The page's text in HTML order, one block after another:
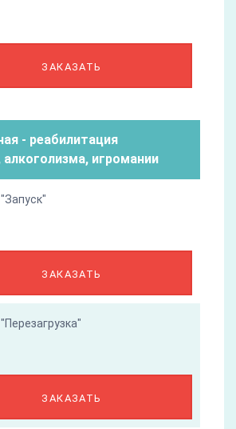
ЗАКАЗАТЬ
- реабилитация
алкоголизма, игромании
ЗАКАЗАТЬ
ЗАКАЗАТЬ